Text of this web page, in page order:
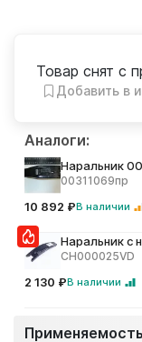
Аналоги:
Наральник
00311069пр
10 892 ₽В наличии
Наральник с
CH000025VD
2 130 ₽В наличии
Товар снят с
Добавить в